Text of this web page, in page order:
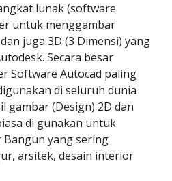
lunak (software
untuk menggambar
juga 3D (3 Dimensi) yang
Secara besar
Software Autocad paling
di seluruh dunia
gambar (Design) 2D dan
di gunakan untuk
yang sering
arsitek, desain interior